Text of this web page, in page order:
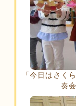
「今日はさく
奏